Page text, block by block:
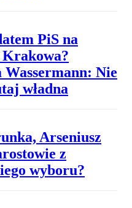
PiS na
Wassermann: Nie
władna
Arseniusz
z
wyboru?